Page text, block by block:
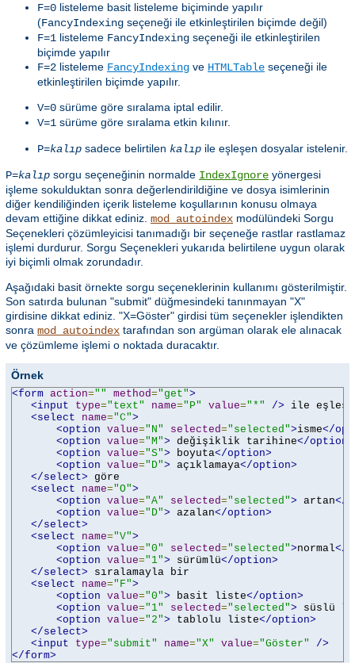
F=0 listeleme basit listeleme biçiminde yapılır
(FancyIndexing seçeneği ile etkinleştirilen biçimde değil)
F=1 listeleme FancyIndexing seçeneği ile etkinleştirilen
biçimde yapılır
F=2 listeleme FancyIndexing ve HTMLTable seçeneği ile
etkinleştirilen biçimde yapılır.
V=0 sürüme göre sıralama iptal edilir.
V=1 sürüme göre sıralama etkin kılınır.
P=kalıp sadece belirtilen kalıp ile eşleşen dosyalar istelenir.
P=kalıp sorgu seçeneğinin normalde IndexIgnore yönergesi
işleme sokulduktan sonra değerlendirildiğine ve dosya isimlerinin
diğer kendiliğinden içerik listeleme koşullarının konusu olmaya
devam ettiğine dikkat ediniz. mod_autoindex modülündeki Sorgu
Seçenekleri çözümleyicisi tanımadığı bir seçeneğe rastlar rastlamaz
işlemi durdurur. Sorgu Seçenekleri yukarıda belirtilene uygun olarak
iyi biçimli olmak zorundadır.
Aşağıdaki basit örnekte sorgu seçeneklerinin kullanımı gösterilmiştir.
Son satırda bulunan "submit" düğmesindeki tanınmayan "X"
girdisine dikkat ediniz. "X=Göster" girdisi tüm seçenekler işlendikten
sonra mod_autoindex tarafından son argüman olarak ele alınacak
ve çözümleme işlemi o noktada duracaktır.
Örnek
<form action="" method="get">
<input
type="text" name="P" value="*" /> ile
<select
name="C">
<option value="N" selected="selected">isme</
<option value="M"> değişiklik tarihine</option>
<option value="S"> boyuta</option>
<option value="D"> açıklamaya</option>
</select> göre
<select
name="O">
<option value="A" selected="selected"> artan</
<option value="D"> azalan</option>
</select>
<select
name="V">
<option value="0" selected="selected">normal</
<option value="1"> sürümlü</option>
</select> sıralamayla bir
<select
name="F">
<option value="0"> basit liste</option>
<option value="1" selected="selected"> süslü
<option value="2"> tablolu liste</option>
</select>
<input
type="submit" name="X" value="Göster"
/>
</form>